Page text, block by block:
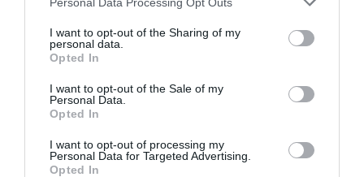
I want to opt-out of the Sharing of my
personal data.
Opted In
I want to opt-out of the Sale of my
Personal Data.
Opted In
I want to opt-out of processing my
Personal Data for Targeted Advertising.
Opted In
Añadir El Farmacéuticocomo fuente preferida
de Google de forma gratuita
Mantente informado con las últimas noticias de actualidad.